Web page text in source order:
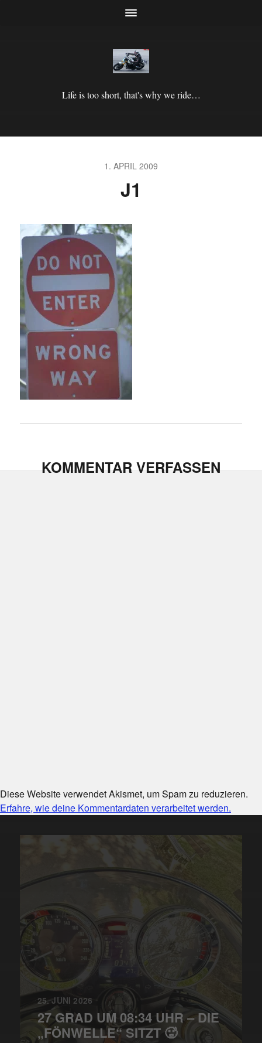
Life is too short, that's why we ride…
1. APRIL 2009
J1
KOMMENTAR VERFASSEN
Diese Website verwendet Akismet, um Spam zu reduzieren.
Erfahre, wie deine Kommentardaten verarbeitet werden.
25. JUNI 2026
27 GRAD UM 08:34 UHR – DIE
„FÖNWELLE“ SITZT 🥵